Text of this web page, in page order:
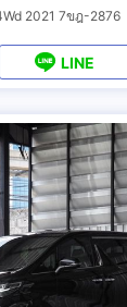
2021 7ขฎ-2876
LINE